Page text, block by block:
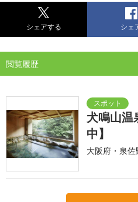
シェアする シェ
閲覧履歴
犬鳴山温
中】
大阪府・泉佐